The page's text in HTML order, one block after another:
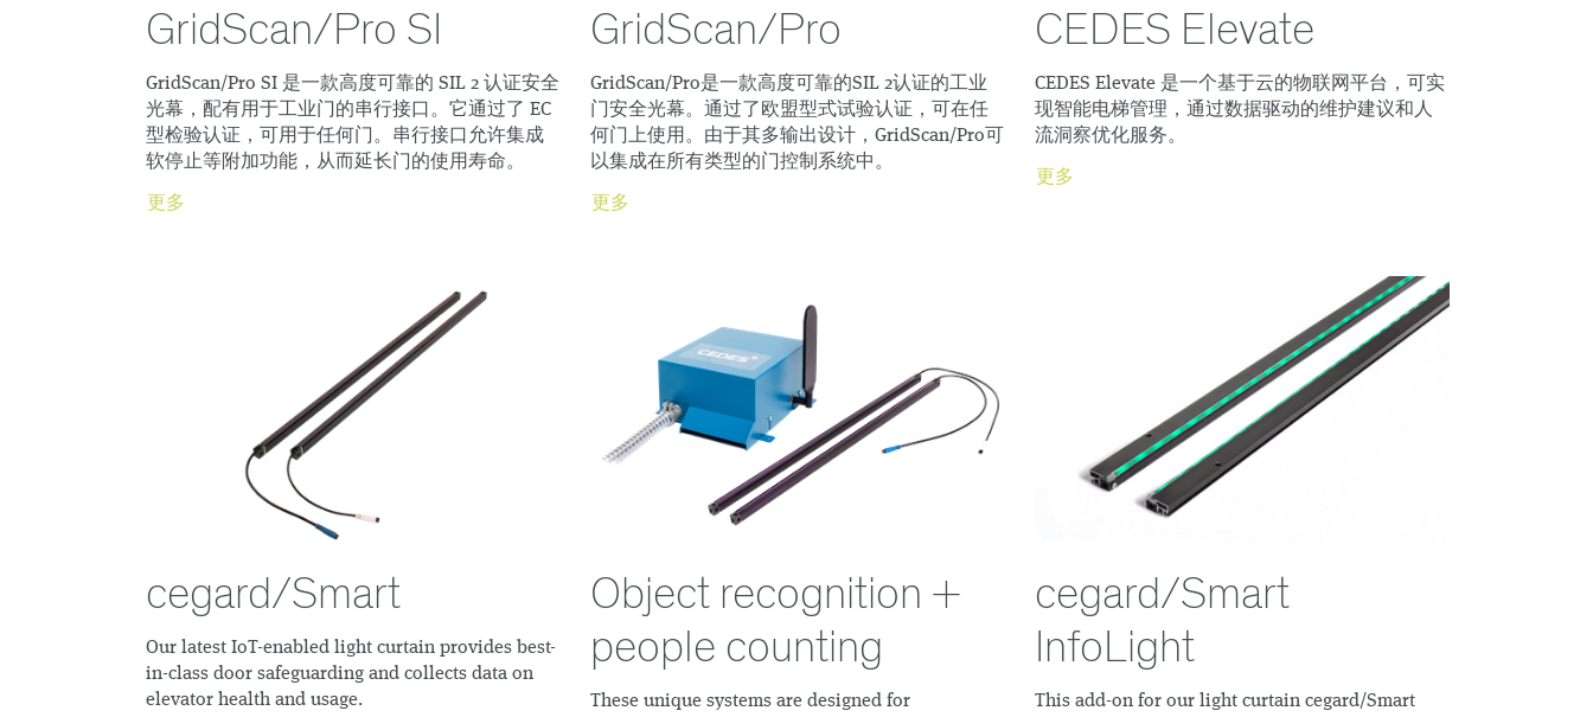
GridScan/Pro SI
GridScan/Pro SI 是一款高度可靠的 SIL 2 认证安全
光幕，配有用于工业门的串行接口。它通过了 EC
型检验认证，可用于任何门。串行接口允许集成
软停止等附加功能，从而延长门的使用寿命。
更多
GridScan/Pro
GridScan/Pro是一款高度可靠的SIL 2认证的工业
门安全光幕。通过了欧盟型式试验认证，可在任
何门上使用。由于其多输出设计，GridScan/Pro可
以集成在所有类型的门控制系统中。
更多
CEDES Elevate
CEDES Elevate 是一个基于云的物联网平台，可实
现智能电梯管理，通过数据驱动的维护建议和人
流洞察优化服务。
更多
cegard/Smart
Our latest IoT-enabled light curtain provides best-
in-class door safeguarding and collects data on
elevator health and usage.
Object recognition +
people counting
These unique systems are designed for
cegard/Smart
InfoLight
This add-on for our light curtain cegard/Smart